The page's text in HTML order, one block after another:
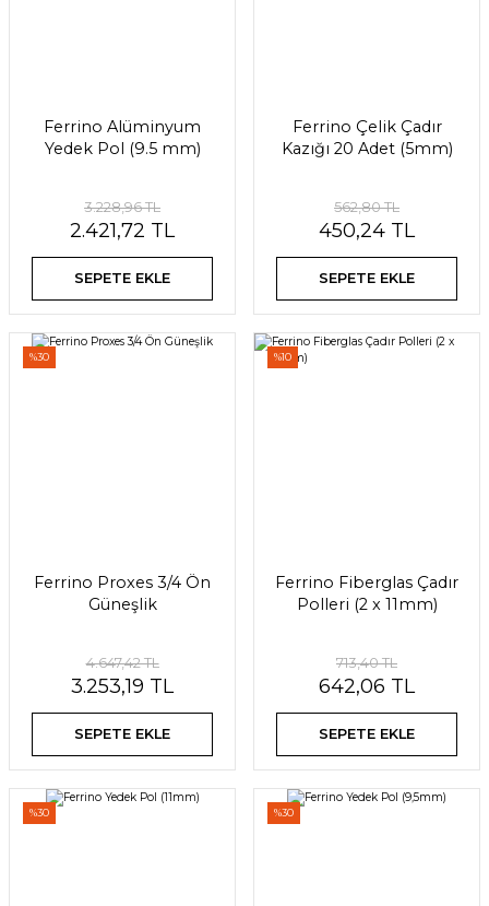
Ferrino Alüminyum
Yedek Pol (9.5 mm)
3.228,96 TL
2.421,72 TL
SEPETE EKLE
Ferrino Çelik Çadır
Kazığı 20 Adet (5mm)
562,80 TL
450,24 TL
SEPETE EKLE
%30
Ferrino Proxes 3/4 Ön
Güneşlik
4.647,42 TL
3.253,19 TL
SEPETE EKLE
%10
Ferrino Fiberglas Çadır
Polleri (2 x 11mm)
713,40 TL
642,06 TL
SEPETE EKLE
%30 %30